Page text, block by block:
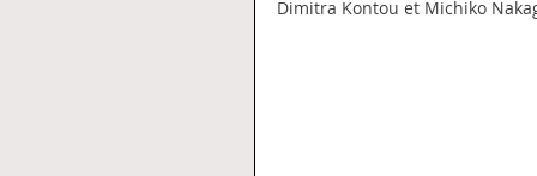
Dimitra Kontou et Michiko